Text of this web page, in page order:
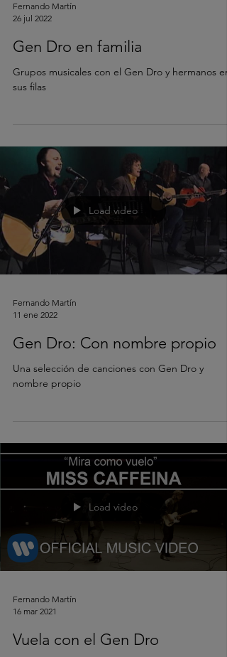
Fernando Martín
26 jul 2022
Gen Dro en familia
Grupos musicales con el Gen Dro y hermanos en
sus filas
Load video
Fernando Martín
11 ene 2022
Gen Dro: Con nombre propio
Una selección de canciones con Gen Dro y
nombre propio
Load video
Fernando Martín
16 mar 2021
Vuela con el Gen Dro